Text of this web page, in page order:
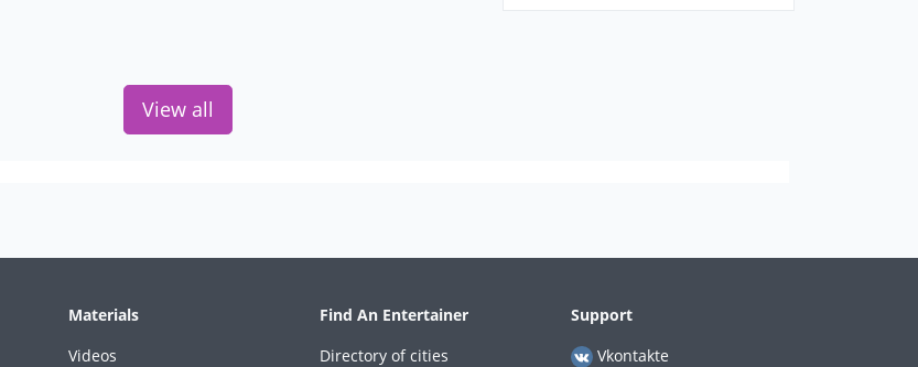
View all
Materials
Videos
Find An Entertainer
Directory of cities
Support
Vkontakte